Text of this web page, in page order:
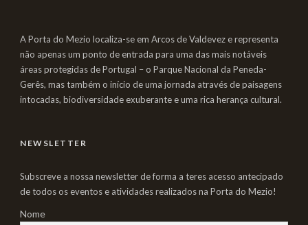
A Porta do Mezio localiza-se em Arcos de Valdevez e representa
não apenas um ponto de entrada para uma das mais notáveis
áreas protegidas de Portugal – o Parque Nacional da Peneda-
Gerês, mas também o início de uma jornada através de paisagens
intocadas, biodiversidade exuberante e uma rica herança cultural.
NEWSLETTER
Subscreve a nossa newsletter de forma a teres acesso antecipado
de todos os eventos e atividades realizados na Porta do Mezio!
Nome